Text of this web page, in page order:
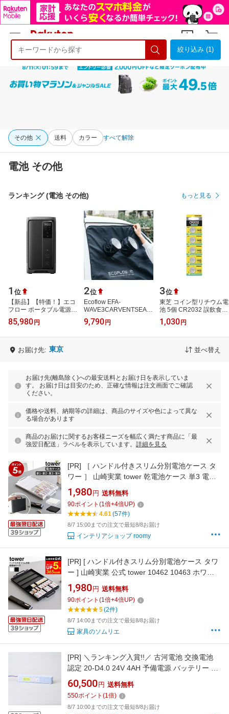
ようこそ 楽天市場へ ログイン
絞り込み (1)
その他 送料 カラー すべて解除
電池 その他
ランキング (電池 その他) もっと見る
1 位
【新品】【特価！】エコ
フロー ポータブル電源
1,920Wh アウトドア キ
ャンプ 非常用 DELTA 3
85,980 円
2位
Ecoflow EFA-
WAVE3CARVENTSEAL
ポータブル電源用窓シー
ト マグネット式
9,790 円
3位
東芝 コイン型リチウム電
池 5個 CR2032 誤飲食対
策パッケージ CR2032
5PZ
1,030 円
お届け先: 東京 並べ替え
お届け先(離島除く)への最安送料とお届け日を表示していま
す。 お届け日は目安のため、正確な情報は注文画面でご確認
ください。
価格や送料、納期等の詳細は、商品のサイズや色によって異な
る場合があります
商品のお届けに関するお客様ニーズを幅広く満たす商品に「最
強翌日配送」ラベルを表示しています。 詳細を見る
[PR]
［ ハンドル付きスリム分別電池ケース タ
ワー ］ 山崎実業 tower 乾電池ケース 単3 電池
ケース 単4 単2 単1 形 保管 おしゃれ 単3電池
収納ケース 単4電池 入れ 備え 備蓄 防災グッズ
yamazaki 公式 ブラック ホワイト 10462
10463【ポイント5倍 送料無料】
1,980 円 送料無料
90ポイント (1倍+4倍UP)
4.61(57件)
8/7 15:00までの注文で最短8/8お届け
インテリアショップ roomy
[PR] [ ハンドル付きスリム分別電池ケース タワ
ー ] 山崎実業 公式 tower 10462 10463 ホワイ
ト ブラック / 電池ケース 電池入れ おしゃれ 乾
電池 充電池 単1 単2 単3 単4 電池収納 ケース
防災グッズ 防災用品
1,980 円 送料無料
90ポイント (1倍+4倍UP)
5(2件)
8/7 14:00までの注文で最短8/8お届け
家具のソムリエ
[PR] ＼ランキング入賞!!／ 古河電池 交換電池
認定 20-D4.0 24V 4AH 予備電源 バッテリー 防
災 消防設備 業者 交換用
60,500 円 送料無料
550ポイント (1倍)
8/7 10:00までの注文で最短8/8お届け